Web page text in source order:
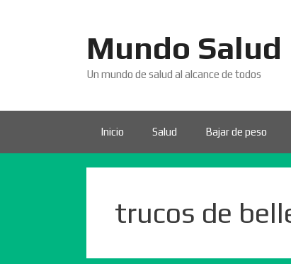
Mundo Salud
Un mundo de salud al alcance de todos
Inicio Salud Bajar de peso
trucos de